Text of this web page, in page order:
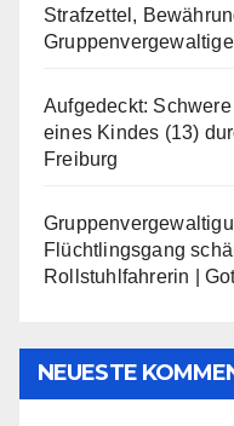
Strafzettel,
Aufgedeckt:
eines Kindes (13)
Freiburg
Flüchtlingsgang
Rollstuhlfahrerin |
NEUESTE